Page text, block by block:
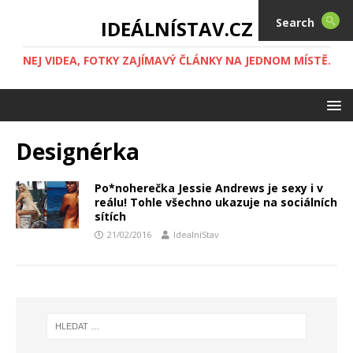
IDEÁLNÍSTAV.CZ
NEJ VIDEA, FOTKY ZAJÍMAVÝ ČLÁNKY NA JEDNOM MÍSTĚ.
Designérka
Po*noherečka Jessie Andrews je sexy i v
reálu! Tohle všechno ukazuje na sociálních
sítích
21/02/2016 IdealníStav
Search